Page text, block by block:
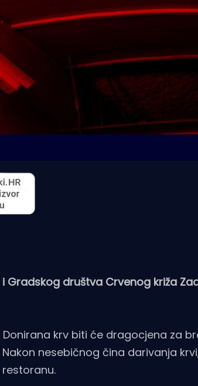
i Gradskog društva Crvenog križa
krv biti će dragocjena za
Nakon nesebičnog čina darivanja